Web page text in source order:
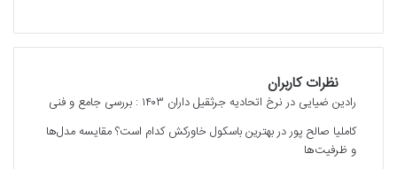
نظرات کاربران
رادین ضیایی درنرخ اتحادیه جرثقیل داران ۱۴۰۳ : بررسی جامع و فنی
کاملیا صالح پوردربهترین باسکول خاورکش کدام است؟ مقایسه مدل‌ها
و ظرفیت‌ها